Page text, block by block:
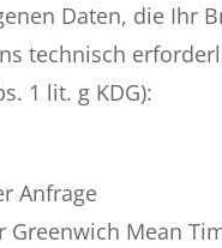
Daten, die Ihr
technisch
1 lit. g KDG):
Anfrage
Mean